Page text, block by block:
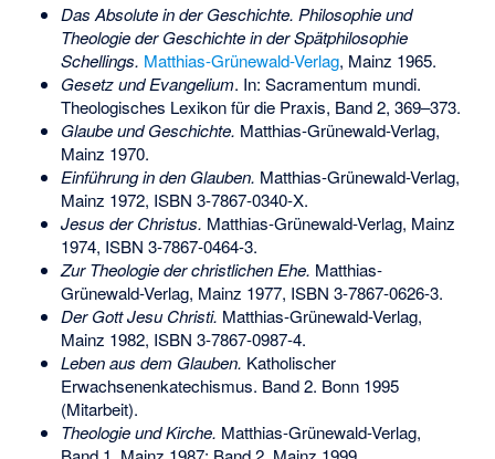
Das Absolute in der Geschichte. Philosophie und
Theologie der Geschichte in der Spätphilosophie
Schellings. Matthias-Grünewald-Verlag, Mainz 1965.
Gesetz und Evangelium. In: Sacramentum mundi.
Theologisches Lexikon für die Praxis, Band 2, 369–373.
Glaube und Geschichte. Matthias-Grünewald-Verlag,
Mainz 1970.
Einführung in den Glauben. Matthias-Grünewald-Verlag,
Mainz 1972, ISBN 3-7867-0340-X.
Jesus der Christus. Matthias-Grünewald-Verlag, Mainz
1974, ISBN 3-7867-0464-3.
Zur Theologie der christlichen Ehe. Matthias-
Grünewald-Verlag, Mainz 1977, ISBN 3-7867-0626-3.
Der Gott Jesu Christi. Matthias-Grünewald-Verlag,
Mainz 1982, ISBN 3-7867-0987-4.
Leben aus dem Glauben. Katholischer
Erwachsenenkatechismus. Band 2. Bonn 1995
(Mitarbeit).
Theologie und Kirche. Matthias-Grünewald-Verlag,